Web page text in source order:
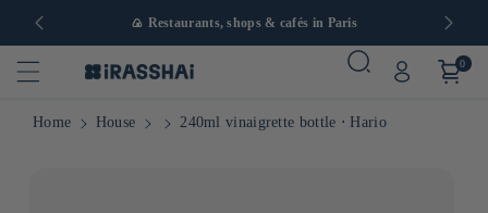
Europe 🍙 Restaurants, shops & cafés in Paris
0
Home House 240ml vinaigrette bottle ⋅ Hario